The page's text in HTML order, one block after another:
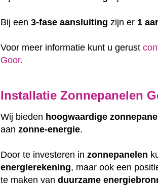
Bij een3-fase aansluiting zijn er 1
Voor meer informatie kunt u gerust
Goor.
Installatie Zonnepanelen
Wij bieden hoogwaardige
aanzonne-energie.
Door te investeren inzonnepanelen
energierekening, maar ook een
te maken vanduurzame